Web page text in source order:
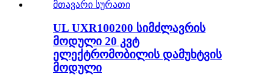
UL UXR100200 სიმძლავრის
მოდული 20 კვტ
ელექტრომობილის დამუხტვის
მოდული